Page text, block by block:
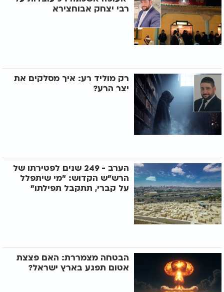
רבי יצחק אבוחצירא
רק מוליד רע: איך מסלקים את
יצר הרע?
הערב - 249 שנים לפטירתו של
הרש"ש הקדוש: "מי שיתפלל
על קברי, תתקבל תפילתו"
הבטחה מצמררת: האם פצצת
אטום תפגע בארץ ישראל?